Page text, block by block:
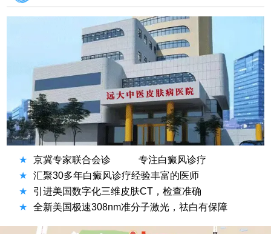
★ 京冀专家联合会诊
专注白癜风诊疗
★
汇聚30多年白癜风诊疗经验丰富的医师
★
引进美国数字化三维皮肤CT，检查准确
★
全新美国极速308nm准分子激光，祛白有保障